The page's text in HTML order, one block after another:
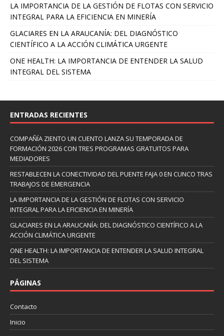
LA IMPORTANCIA DE LA GESTIÓN DE FLOTAS CON SERVICIO
INTEGRAL PARA LA EFICIENCIA EN MINERÍA
GLACIARES EN LA ARAUCANÍA: DEL DIAGNÓSTICO
CIENTÍFICO A LA ACCIÓN CLIMÁTICA URGENTE
ONE HEALTH: LA IMPORTANCIA DE ENTENDER LA SALUD
INTEGRAL DEL SISTEMA
ENTRADAS RECIENTES
COMPAÑÍA ZIENTO UN CUENTO LANZA SU TEMPORADA DE
FORMACIÓN 2026 CON TRES PROGRAMAS GRATUITOS PARA
MEDIADORES
RESTABLECEN LA CONECTIVIDAD DEL PUENTE FAJA 0 EN CUNCO TRAS
TRABAJOS DE EMERGENCIA
LA IMPORTANCIA DE LA GESTIÓN DE FLOTAS CON SERVICIO
INTEGRAL PARA LA EFICIENCIA EN MINERÍA
GLACIARES EN LA ARAUCANÍA: DEL DIAGNÓSTICO CIENTÍFICO A LA
ACCIÓN CLIMÁTICA URGENTE
ONE HEALTH: LA IMPORTANCIA DE ENTENDER LA SALUD INTEGRAL
DEL SISTEMA
PÁGINAS
Contacto
Inicio